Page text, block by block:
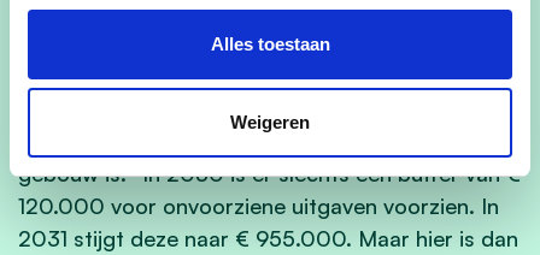
Alles toestaan
Weigeren
Tenslotte wijst Anneleen Devos op wat misschien
meerjarenbegroting: het drijfzand waarop deze
gebouw is: “In 2030 is er slechts een buffer van €
120.000 voor onvoorziene uitgaven voorzien. In
2031 stijgt deze naar € 955.000. Maar hier is dan